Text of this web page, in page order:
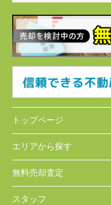
トップページ
エリアから探す
無料売却査定
スタッフ